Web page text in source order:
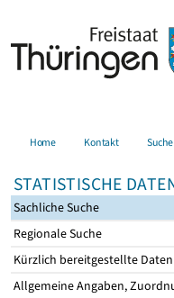
Home Kontakt Suche
STATISTISCHE
Sachliche Suche
Regionale Suche
Kürzlich bereitgestellte Daten
Allgemeine Angaben,